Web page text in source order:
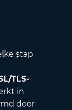
stap
TLS-
in
door